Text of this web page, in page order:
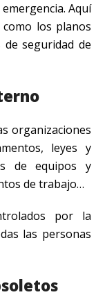
Aquí
los planos
seguridad de
organizaciones
leyes y
de equipos y
de trabajo…
por la
las personas